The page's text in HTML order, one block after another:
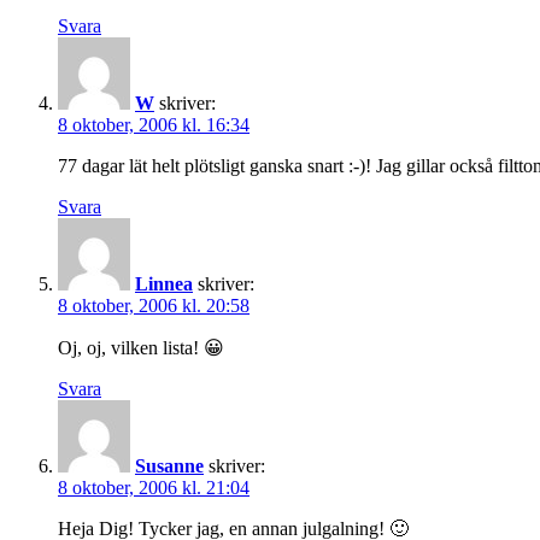
Svara
W skriver:
8 oktober, 2006 kl. 16:34
77 dagar lät helt plötsligt ganska snart :-)! Jag gillar också
Svara
Linnea skriver:
8 oktober, 2006 kl. 20:58
Oj, oj, vilken lista! 😀
Svara
Susanne skriver:
8 oktober, 2006 kl. 21:04
Heja Dig! Tycker jag, en annan julgalning! 🙂